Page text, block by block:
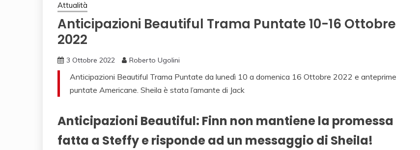
Attualità
Anticipazioni Beautiful Trama Puntate 10-16 Ottobre
2022
3 Ottobre 2022 Roberto Ugolini
Anticipazioni Beautiful Trama Puntate da lunedì 10 a domenica 16 Ottobre 2022 e anteprime
puntate Americane. Sheila è stata l’amante di Jack
Anticipazioni Beautiful: Finn non mantiene la promessa
fatta a Steffy e risponde ad un messaggio di Sheila!